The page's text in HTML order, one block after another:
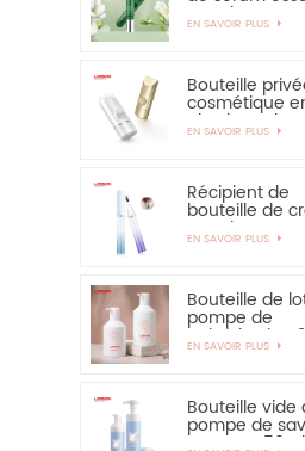
pour les yeux,
applicateur en
EN SAVOIR PLUS
Bouteille
cosmétique
plastique de
de main de
50ml
EN SAVOIR PLUS
Récipient de
bouteille de
pour les yeux
de 15 ml avec
EN SAVOIR PLUS
Bouteille de
pompe de
pulvérisation
350 ml pour
EN SAVOIR PLUS
Bouteille vide
pompe de
mousse 150ml